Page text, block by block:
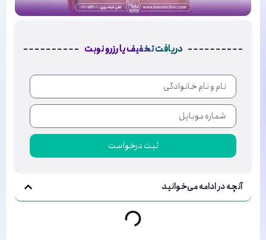
دریافت تخفیف یا رزرو نوبت
ثبت درخواست
آنچه در ادامه می‌خوانید